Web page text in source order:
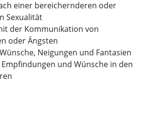
einer bereichernderen oder
Sexualität
der Kommunikation von
oder Ängsten
Neigungen und Fantasien
und Wünsche in den